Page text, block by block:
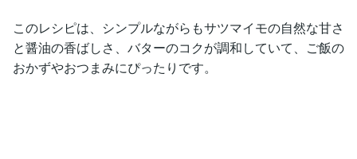
このレシピは、シンプルながらもサツマイモの自然な甘さ
と醤油の香ばしさ、バターのコクが調和していて、ご飯の
おかずやおつまみにぴったりです。